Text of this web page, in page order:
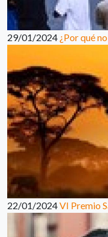
29/01/2024 ¿Por qué
22/01/2024VI Premio